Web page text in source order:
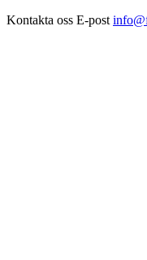
Kontakta oss E-post